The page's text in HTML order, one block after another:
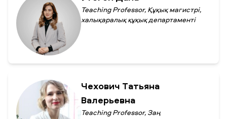
Teaching Professor, Құқық магистрі,
халықаралық құқық департаменті
Чехович Татьяна
Валерьевна
Teaching Professor, Заң